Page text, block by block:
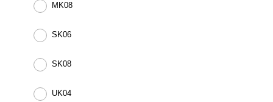
MK08
SK06
SK08
UK04